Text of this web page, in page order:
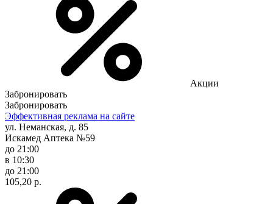
Акции
Забронировать
Забронировать
Эффективная реклама на сайте
ул. Неманская, д. 85
Искамед Аптека №59
до 21:00
в 10:30
до 21:00
105,20 р.